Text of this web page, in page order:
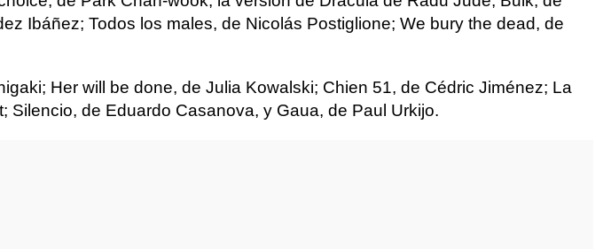
Ibáñez; Todos los males, de Nicolás Postiglione; We bury the dead, de
Her will be done, de Julia Kowalski; Chien 51, de Cédric Jiménez; La
de Eduardo Casanova, y Gaua, de Paul Urkijo.